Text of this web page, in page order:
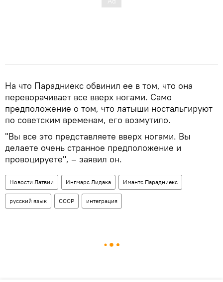
На что Парадниекс обвинил ее в том, что она
переворачивает все вверх ногами. Само
предположение о том, что латыши ностальгируют
по советским временам, его возмутило.
"Вы все это представляете вверх ногами. Вы
делаете очень странное предположение и
провоцируете", – заявил он.
Новости Латвии Ингмарс Лидака Имантс Парадниекс
русский язык СССР интеграция